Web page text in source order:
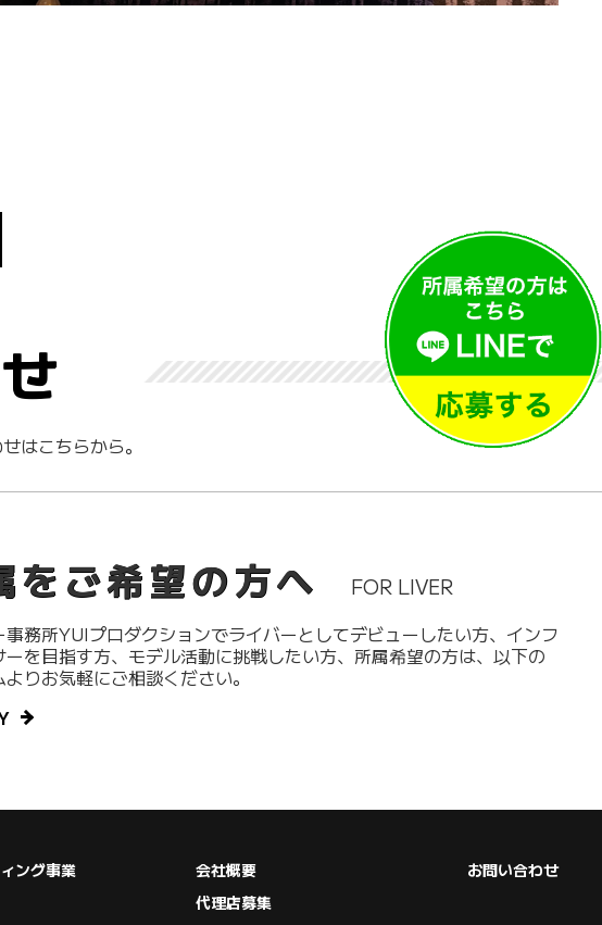
はこちらから。
をご希望の方へ FOR LIVER
事務所YUIプロダクションでライバーとしてデビューしたい方、インフ
ーを目指す方、モデル活動に挑戦したい方、所属希望の方は、以下の
よりお気軽にご相談ください。
ング事業
会社概要
代理店募集
お問い合わせ